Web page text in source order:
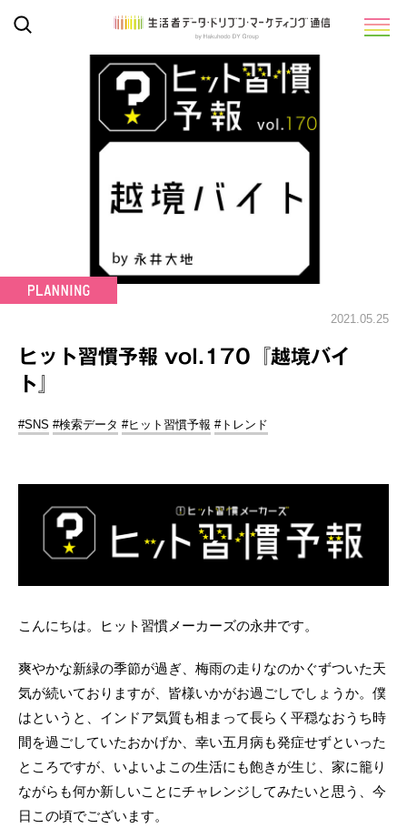
2021.05.25
ヒット習慣予報 vol.170『越境バイ
ト』
#SNS #検索データ #ヒット習慣予報 #トレンド
こんにちは。ヒット習慣メーカーズの永井です。
爽やかな新緑の季節が過ぎ、梅雨の走りなのかぐずついた天
気が続いておりますが、皆様いかがお過ごしでしょうか。僕
はというと、インドア気質も相まって長らく平穏なおうち時
間を過ごしていたおかげか、幸い五月病も発症せずといった
ところですが、いよいよこの生活にも飽きが生じ、家に籠り
ながらも何か新しいことにチャレンジしてみたいと思う、今
日この頃でございます。